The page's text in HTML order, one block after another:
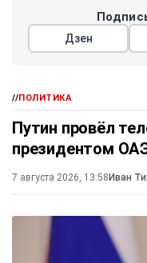
Дзен
//ПОЛИТИКА
Путин провёл
президентом
7 августа 2026, 13:58Иван